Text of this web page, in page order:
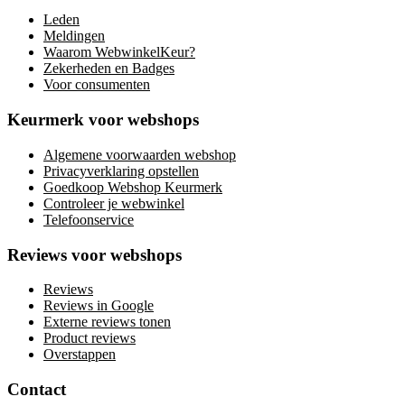
Leden
Meldingen
Waarom WebwinkelKeur?
Zekerheden en Badges
Voor consumenten
Keurmerk voor webshops
Algemene voorwaarden webshop
Privacyverklaring opstellen
Goedkoop Webshop Keurmerk
Controleer je webwinkel
Telefoonservice
Reviews voor webshops
Reviews
Reviews in Google
Externe reviews tonen
Product reviews
Overstappen
Contact